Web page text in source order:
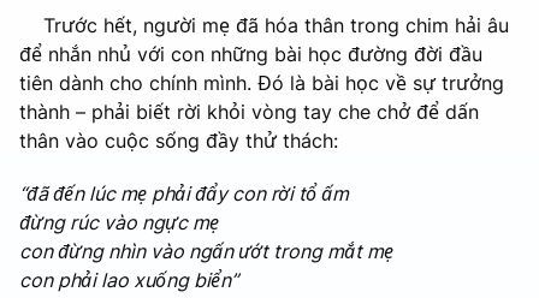
Trước hết, người mẹ đã hóa thân trong chim hải âu
để nhắn nhủ với con những bài học đường đời đầu
tiên dành cho chính mình. Đó là bài học về sự trưởng
thành – phải biết rời khỏi vòng tay che chở để dấn
thân vào cuộc sống đầy thử thách:
“đã đến lúc mẹ phải đẩy con rời tổ ấm
đừng rúc vào ngực mẹ
con đừng nhìn vào ngấn ướt trong mắt mẹ
con phải lao xuống biển”